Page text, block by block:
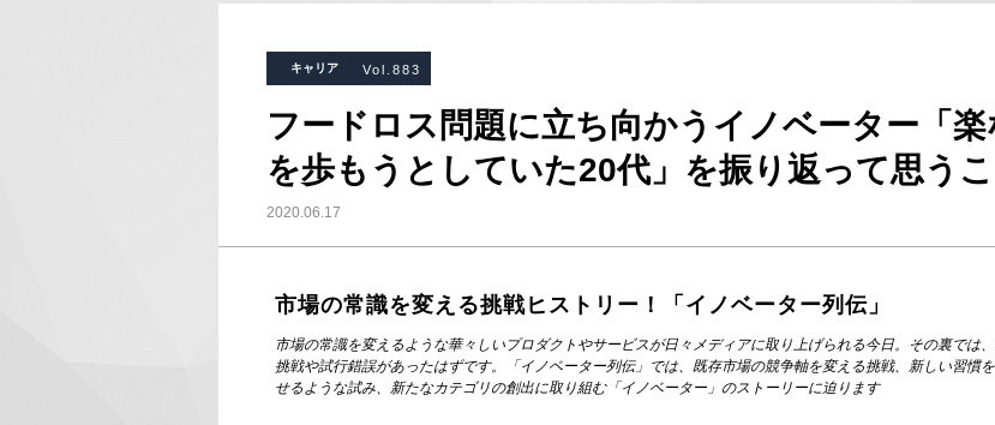
キャリア Vol.883
フードロス問題に立ち向かうイノベーター「楽
を歩もうとしていた20代」を振り返って思う
2020.06.17
市場の常識を変える挑戦ヒストリー！「イノベーター列伝」
市場の常識を変えるような華々しいプロダクトやサービスが日々メディアに取り上げられる今日。その裏では
挑戦や試行錯誤があったはずです。「イノベーター列伝」では、既存市場の競争軸を変える挑戦、新しい習慣
せるような試み、新たなカテゴリの創出に取り組む「イノベーター」のストーリーに迫ります